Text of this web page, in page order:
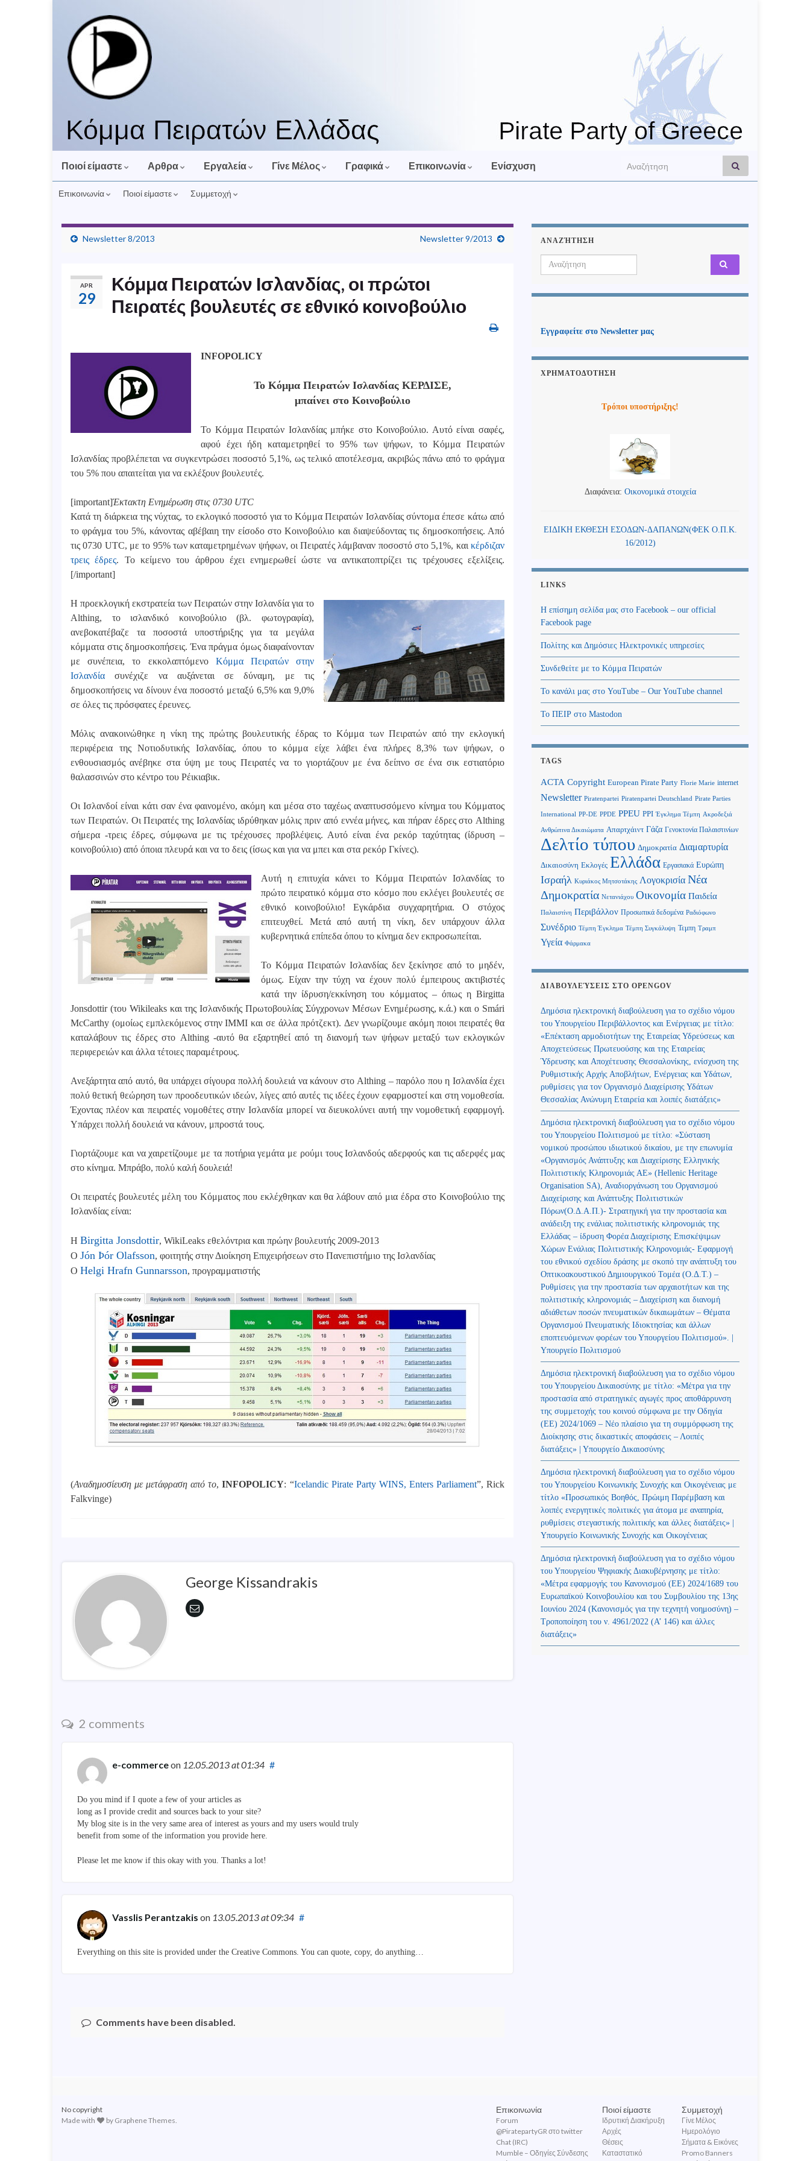
Ποιοί είμαστε Αρθρα Εργαλεία Γίνε Μέλος Γραφικά Επικοινωνία Ενίσχυση Search for:
Επικοινωνία Ποιοί είμαστε Συμμετοχή
Newsletter 8/2013 Newsletter 9/2013
APR
29
Κόμμα Πειρατών Ισλανδίας, οι πρώτοι
Πειρατές βουλευτές σε εθνικό κοινοβούλιο
INFOPOLICY
Το Κόμμα Πειρατών Ισλανδίας ΚΕΡΔΙΣΕ,
μπαίνει στο Κοινοβούλιο
Το Κόμμα Πειρατών Ισλανδίας μπήκε στο Κοινοβούλιο. Αυτό είναι σαφές,
αφού έχει ήδη καταμετρηθεί το 95% των ψήφων, το Κόμμα Πειρατών
Ισλανδίας προβλέπεται να συγκεντρώσει ποσοστό 5,1%, ως τελικό αποτέλεσμα, ακριβώς πάνω από το φράγμα
του 5% που απαιτείται για να εκλέξουν βουλευτές.
[important]Έκτακτη Ενημέρωση στις 0730 UTC
Κατά τη διάρκεια της νύχτας, το εκλογικό ποσοστό για το Κόμμα Πειρατών Ισλανδίας σύντομα έπεσε κάτω από
το φράγμα του 5%, κάνοντας αβέβαιη την είσοδο στο Κοινοβούλιο και διαψεύδοντας τις δημοσκοπήσεις. Από
τις 0730 UTC, με το 95% των καταμετρημένων ψήφων, οι Πειρατές λάμβαναν ποσοστό στο 5,1%, και κέρδιζαν
τρεις έδρες. Το κείμενο του άρθρου έχει ενημερωθεί ώστε να αντικατοπτρίζει τις τρέχουσες εξελίξεις.
[/important]
Η προεκλογική εκστρατεία των Πειρατών στην Ισλανδία για το
Althing, το ισλανδικό κοινοβούλιο (βλ. φωτογραφία),
ανεβοκατέβαζε τα ποσοστά υποστήριξης για τα μεγάλα
κόμματα στις δημοσκοπήσεις. Ένα πράγμα όμως διαφαίνονταν
με συνέπεια, το εκκολαπτόμενο Κόμμα Πειρατών στην
Ισλανδία συνέχιζε να αυξάνεται σε δύναμη, με τις
δημοσκοπήσεις να δίνουν ένα ποσοστό μεταξύ 6,5% και 9,0%
σε όλες τις πρόσφατες έρευνες.
Μόλις ανακοινώθηκε η νίκη της πρώτης βουλευτικής έδρας το Κόμμα των Πειρατών από την εκλογική
περιφέρεια της Νοτιοδυτικής Ισλανδίας, όπου το κόμμα είχε λάβει ένα πλήρες 8,3% των ψήφων, ο
ενθουσιασμός ανέβηκε στα ύψη με τους Πειρατές να το γιορτάζουν με ένα δείπνο σε ένα σικ εστιατόριο
θαλασσινών στο κέντρο του Ρέικιαβικ.
Οι Ισλανδοί είναι κάτι σαν ένα φαινομένο, ακόμη και μέσα στο ταχέως αναπτυσσόμενο κίνημα του Κόμματος
των Πειρατών. Οι Πειρατές της Ισλανδίας ιδρύθηκαν μόλις πριν από εννέα μήνες, και πήραν έδρες στο Althing
σήμερα -τρεις έδρες, σύμφωνα με τις τρέχουσες προβλέψεις. Αυτό είναι ένα ρεκόρ ταχύτητας (ίδρυση –
κοινοβούλιο) από όποια πλευρά και να το δεις (ίσως και για να μπει και στα ρεκόρ Γκίνες).
Αυτή η επιτυχία κάνει το Κόμμα Πειρατών Ισλανδίας το
πρώτο πειρατικό κόμμα στο κόσμο που εκλέγει βουλευτές σε
εθνικό κοινοβούλιο! Εγκάρδια συγχαρητήρια. Ο στόχος
επιτευχθεί. Μετά από αυτή τη νίκη, δεν υπάρχουν άλλα
κυβερνητικά επίπεδα όπου το κίνημα δεν εκπροσωπείται.
Το Κόμμα Πειρατών Ισλανδίας δεν ξεκίνησε από το μηδέν,
όμως. Είχαν την τύχη να έχουν πολύ έμπειρους ακτιβιστές
κατά την ίδρυση/εκκίνηση του κόμματος – όπως η Birgitta
Jonsdottir (του Wikileaks και της Ισλανδικής Πρωτοβουλίας Σύγχρονων Μέσων Ενημέρωσης, κ.ά.) και ο Smári
McCarthy (ομοίως εμπλεκόμενος στην IMMI και σε άλλα πρότζεκτ). Δεν γνωρίζουμε ακόμη ποιοι πειρατές θα
καταλάβουν τις έδρες στο Althing -αυτό θα εξαρτηθεί από τη διανομή των ψήφων μεταξύ των εκλογικών
περιφερειών και άλλα τέτοιες παραμέτρους.
Ανεξάρτητα από αυτό, θα υπάρχει σίγουρα πολλή δουλειά να κάνουν στο Althing – παρόλο που η Ισλανδία έχει
πολύ θετική θεώρηση των προοδευτικών ιδεών, λίγες από αυτές τις ιδέες έχουν εφαρμοστεί και στη νομοθεσία.
Έχοντας πλέον και πειρατές νομοθέτες στην Ισλανδία μπορεί να διευκολύνει αυτή την νομοθετική εφαρμογή.
Υπάρχει πολλή δουλειά να κάνουν, μπροστά τους.
Γιορτάζουμε και να χαιρετίζουμε με τα ποτήρια γεμάτα με ρούμι τους Ισλανδούς αδερφούς και τις αδερφές μας
στο κίνημα. Μπράβο, πολύ καλή δουλειά!
Οι πειρατές βουλευτές μέλη του Κόμματος που εκλέχθηκαν και θα λάβουν από μια έδρα στο Κοινοβούλιο της
Ισλανδίας είναι:
Η Birgitta Jonsdottir, WikiLeaks εθελόντρια και πρώην βουλευτής 2009-2013
Ο Jón Þór Olafsson, φοιτητής στην Διοίκηση Επιχειρήσεων στο Πανεπιστήμιο της Ισλανδίας
Ο Helgi Hrafn Gunnarsson, προγραμματιστής
(Αναδημοσίευση με μετάφραση από το,INFOPOLICY: “Icelandic Pirate Party WINS, Enters Parliament”, Rick
Falkvinge)
George Kissandrakis
2 comments
e-commerceon 12.05.2013at 01:34 #
Do you mind if I quote a few of your articles as
long as I provide credit and sources back to your site?
My blog site is in the very same area of interest as yours and my users would truly
benefit from some of the information you provide here.
Please let me know if this okay with you. Thanks a lot!
Vasslis Perantzakis on 13.05.2013at 09:34 #
Everything on this site is provided under the Creative Commons. You can quote, copy, do anything…
Comments have been disabled.
ΑΝΑΖΉΤΗΣΗ
Search for:
Εγγραφείτε στο Newsletter μας
ΧΡΗΜΑΤΟΔΌΤΗΣΗ
Τρόποι υποστήριξης!
Διαφάνεια: Οικονομικά στοιχεία
ΕΙΔΙΚΗ ΕΚΘΕΣΗ ΕΣΟΔΩΝ-ΔΑΠΑΝΩΝ(ΦΕΚ Ο.Π.Κ.
16/2012)
LINKS
Η επίσημη σελίδα μας στο Facebook – our official
Facebook page
Πολίτης και Δημόσιες Ηλεκτρονικές υπηρεσίες
Συνδεθείτε με το Κόμμα Πειρατών
Το κανάλι μας στο YouTube – Our YouTube channel
Το ΠΕΙΡ στο Mastodon
TAGS
ACTA Copyright European Pirate Party Florie Marie internet
Newsletter Piratenpartei Piratenpartei Deutschland Pirate Parties
International PP-DE PPDE PPEU PPI Έγκλημα Τέμπη Ακροδεξιά
Ανθρώπινα Δικαιώματα Απαρτχάιντ Γάζα Γενοκτονία Παλαιστινίων
Δελτίο τύπου Δημοκρατία Διαμαρτυρία
Δικαιοσύνη Εκλογές Ελλάδα Εργασιακά Ευρώπη
Ισραήλ Κυριάκος Μητσοτάκης Λογοκρισία Νέα
Δημοκρατία Νετανιάχου Οικονομία Παιδεία
Παλαιστίνη Περιβάλλον Προσωπικά δεδομένα Ραδιόφωνο
Συνέδριο Τέμπη Έγκλημα Τέμπη Συγκάλυψη Τεμπη Τραμπ
Υγεία Φάρμακα
ΔΙΑΒΟΥΛΕΎΣΕΙΣ ΣΤΟ OPENGOV
Δημόσια ηλεκτρονική διαβούλευση για το σχέδιο νόμου
του Υπουργείου Περιβάλλοντος και Ενέργειας με τίτλο:
«Επέκταση αρμοδιοτήτων της Εταιρείας Υδρεύσεως και
Αποχετεύσεως Πρωτευούσης και της Εταιρείας
Ύδρευσης και Αποχέτευσης Θεσσαλονίκης, ενίσχυση της
Ρυθμιστικής Αρχής Αποβλήτων, Ενέργειας και Υδάτων,
ρυθμίσεις για τον Οργανισμό Διαχείρισης Υδάτων
Θεσσαλίας Ανώνυμη Εταιρεία και λοιπές διατάξεις»
Δημόσια ηλεκτρονική διαβούλευση για το σχέδιο νόμου
του Υπουργείου Πολιτισμού με τίτλο: «Σύσταση
νομικού προσώπου ιδιωτικού δικαίου, με την επωνυμία
«Οργανισμός Ανάπτυξης και Διαχείρισης Ελληνικής
Πολιτιστικής Κληρονομιάς ΑΕ» (Hellenic Heritage
Organisation SA), Αναδιοργάνωση του Οργανισμού
Διαχείρισης και Ανάπτυξης Πολιτιστικών
Πόρων(Ο.Δ.Α.Π.)- Στρατηγική για την προστασία και
ανάδειξη της ενάλιας πολιτιστικής κληρονομιάς της
Ελλάδας – ίδρυση Φορέα Διαχείρισης Επισκέψιμων
Χώρων Ενάλιας Πολιτιστικής Κληρονομιάς- Εφαρμογή
του εθνικού σχεδίου δράσης με σκοπό την ανάπτυξη του
Οπτικοακουστικού Δημιουργικού Τομέα (Ο.Δ.Τ.) –
Ρυθμίσεις για την προστασία των αρχαιοτήτων και της
πολιτιστικής κληρονομιάς – Διαχείριση και διανομή
αδιάθετων ποσών πνευματικών δικαιωμάτων – Θέματα
Οργανισμού Πνευματικής Ιδιοκτησίας και άλλων
εποπτευόμενων φορέων του Υπουργείου Πολιτισμού». |
Υπουργείο Πολιτισμού
Δημόσια ηλεκτρονική διαβούλευση για το σχέδιο νόμου
του Υπουργείου Δικαιοσύνης με τίτλο: «Μέτρα για την
προστασία από στρατηγικές αγωγές προς αποθάρρυνση
της συμμετοχής του κοινού σύμφωνα με την Οδηγία
(ΕΕ) 2024/1069 – Νέο πλαίσιο για τη συμμόρφωση της
Διοίκησης στις δικαστικές αποφάσεις – Λοιπές
διατάξεις» | Υπουργείο Δικαιοσύνης
Δημόσια ηλεκτρονική διαβούλευση για το σχέδιο νόμου
του Υπουργείου Κοινωνικής Συνοχής και Οικογένειας με
τίτλο «Προσωπικός Βοηθός, Πρώιμη Παρέμβαση και
λοιπές ενεργητικές πολιτικές για άτομα με αναπηρία,
ρυθμίσεις στεγαστικής πολιτικής και άλλες διατάξεις» |
Υπουργείο Κοινωνικής Συνοχής και Οικογένειας
Δημόσια ηλεκτρονική διαβούλευση για το σχέδιο νόμου
του Υπουργείου Ψηφιακής Διακυβέρνησης με τίτλο:
«Μέτρα εφαρμογής του Κανονισμού (ΕΕ) 2024/1689 του
Ευρωπαϊκού Κοινοβουλίου και του Συμβουλίου της 13ης
Ιουνίου 2024 (Kανονισμός για την τεχνητή νοημοσύνη) –
Τροποποίηση του ν. 4961/2022 (Α’ 146) και άλλες
διατάξεις»
Επικοινωνία
Forum
@PiratepartyGR στο twitter
Chat (IRC)
Mumble – Οδηγίες Σύνδεσης
Ποιοί είμαστε
Ιδρυτική Διακήρυξη
Αρχές
Θέσεις
Καταστατικό
Συμμετοχή
Γίνε Μέλος
Ημερολόγιο
Σήματα & Εικόνες
Promo Banners
No copyright
Made with
by Graphene Themes